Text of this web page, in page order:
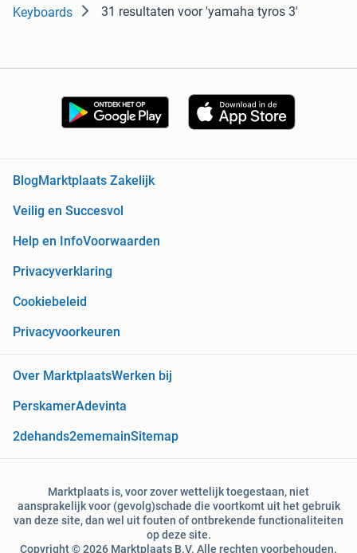
Keyboards 31 resultaten voor 'yamaha tyros 3'
Blog Marktplaats Zakelijk
Veilig en Succesvol
Help en InfoVoorwaarden
Privacyverklaring
Cookiebeleid
Privacyvoorkeuren
Over MarktplaatsWerken bij
PerskamerAdevinta
2dehands2ememainSitemap
Marktplaats is, voor zover wettelijk toegestaan, niet
aansprakelijk voor (gevolg)schade die voortkomt uit het gebruik
van deze site, dan wel uit fouten of ontbrekende functionaliteiten
op deze site.
Copyright © 2026 Marktplaats B.V. Alle rechten voorbehouden.